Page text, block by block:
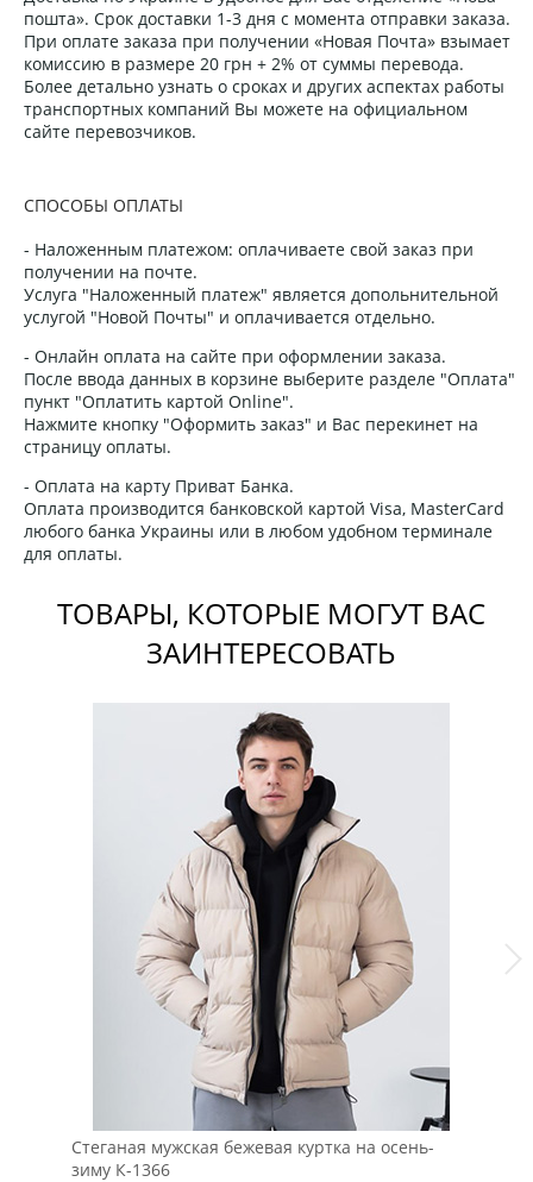
пошта». Срок доставки 1-3 дня с момента отправки заказа.
При оплате заказа при получении «Новая Почта» взымает
комиссию в размере 20 грн + 2% от суммы перевода.
Более детально узнать о сроках и других аспектах работы
транспортных компаний Вы можете на официальном
сайте перевозчиков.
СПОСОБЫ ОПЛАТЫ
- Наложенным платежом: оплачиваете свой заказ при
получении на почте.
Услуга "Наложенный платеж" является допольнительной
услугой "Новой Почты" и оплачивается отдельно.
- Онлайн оплата на сайте при оформлении заказа.
После ввода данных в корзине выберите разделе "Оплата"
пункт "Оплатить картой Online".
Нажмите кнопку "Оформить заказ" и Вас перекинет на
страницу оплаты.
- Оплата на карту Приват Банка.
Оплата производится банковской картой Visa, MasterCard
любого банка Украины или в любом удобном терминале
для оплаты.
ТОВАРЫ, КОТОРЫЕ МОГУТ ВАС
ЗАИНТЕРЕСОВАТЬ
Стеганая мужская бежевая куртка на осень-
зиму К-1366